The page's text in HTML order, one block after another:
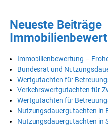
Neueste Beiträge
Immobilienbewertung –
Bundesrat und
Wertgutachten für
Verkehrswertgutachten für
Wertgutachten für
Nutzungsdauergutachten in
Nutzungsdauergutachten in